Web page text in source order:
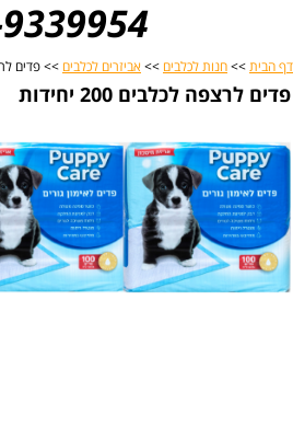
דף הבית >> חנות לכלבים >> אביזרים לכלבים >> פדים לרצפה
פדים לרצפה לכלבים 200 יחידות